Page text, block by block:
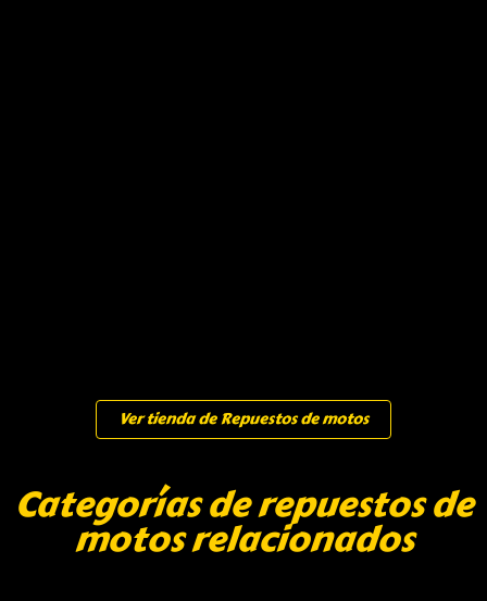
Ver tienda de Repuestos de motos
Categorías de repuestos de
motos relacionados